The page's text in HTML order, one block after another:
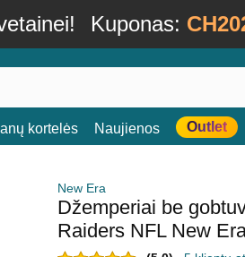
Kuponas:
kortelės Naujienos Outlet
New Era
Džemperiai be
Raiders NFL New